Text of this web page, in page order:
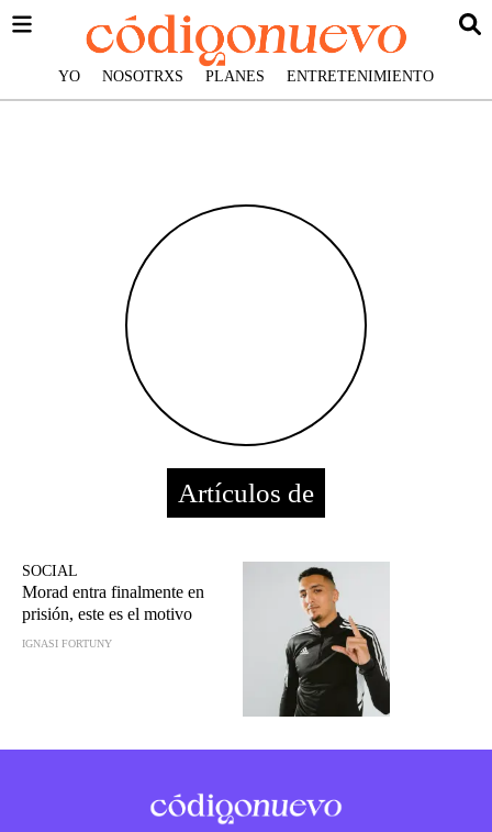
YO NOSOTRXS PLANES ENTRETENIMIENTO
Artículos de
SOCIAL
Morad entra finalmente en
prisión, este es el motivo
IGNASI FORTUNY